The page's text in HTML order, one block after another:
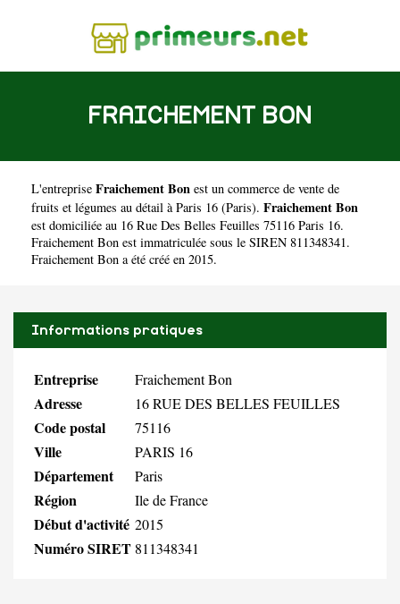
FRAICHEMENT BON
L'entreprise Fraichement Bon est un commerce de vente de
fruits et légumes au détail à Paris 16 (Paris). Fraichement Bon
est domiciliée au 16 Rue Des Belles Feuilles 75116 Paris 16.
Fraichement Bon est immatriculée sous le SIREN 811348341.
Fraichement Bon a été créé en 2015.
Informations pratiques
Entreprise Fraichement Bon
Adresse 16 RUE DES BELLES FEUILLES
Code postal 75116
Ville PARIS 16
Département Paris
Région Ile de France
Début d'activité 2015
Numéro SIRET 811348341